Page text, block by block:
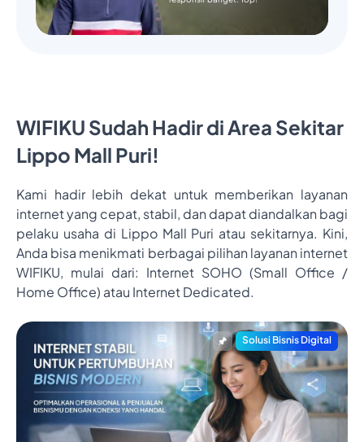
WIFIKU Sudah Hadir di Area Sekitar
Lippo Mall Puri!
Kami hadir lebih dekat untuk memberikan layanan
internet yang cepat, stabil, dan dapat diandalkan bagi
pelaku usaha di Lippo Mall Puri atau sekitarnya. Kini,
Anda bisa menikmati berbagai pilihan layanan internet
WIFIKU, mulai dari: Internet SOHO (Small Office /
Home Office) atau Internet Dedicated.
Solusi Bisnis Digital